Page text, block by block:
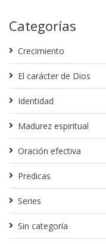
Categorías
Crecimiento
El carácter de Dios
Identidad
Madurez espiritual
Oración efectiva
Predicas
Series
Sin categoría